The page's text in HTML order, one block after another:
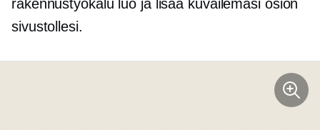
rakennustyökalu luo ja lisää kuvailemasi osion
sivustollesi.